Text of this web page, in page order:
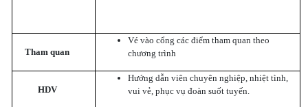
Tham quan
Vé vào cổng các điểm tham quan theo
chương trình
HDV
Hướng dẫn viên chuyên nghiệp, nhiệt tình,
vui vẻ, phục vụ đoàn suốt tuyến.